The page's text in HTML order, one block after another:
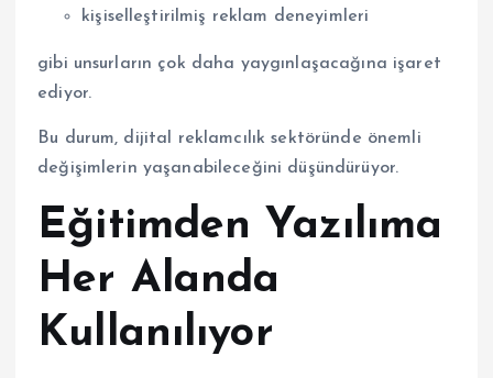
kişiselleştirilmiş reklam deneyimleri
gibi unsurların çok daha yaygınlaşacağına işaret
ediyor.
Bu durum, dijital reklamcılık sektöründe önemli
değişimlerin yaşanabileceğini düşündürüyor.
Eğitimden Yazılıma
Her Alanda
Kullanılıyor